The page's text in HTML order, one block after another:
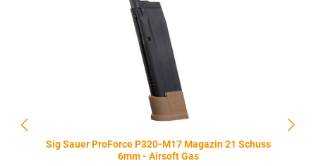
Sig Sauer ProForce P320-M17 Magazin 21 Schuss
6mm - Airsoft Gas